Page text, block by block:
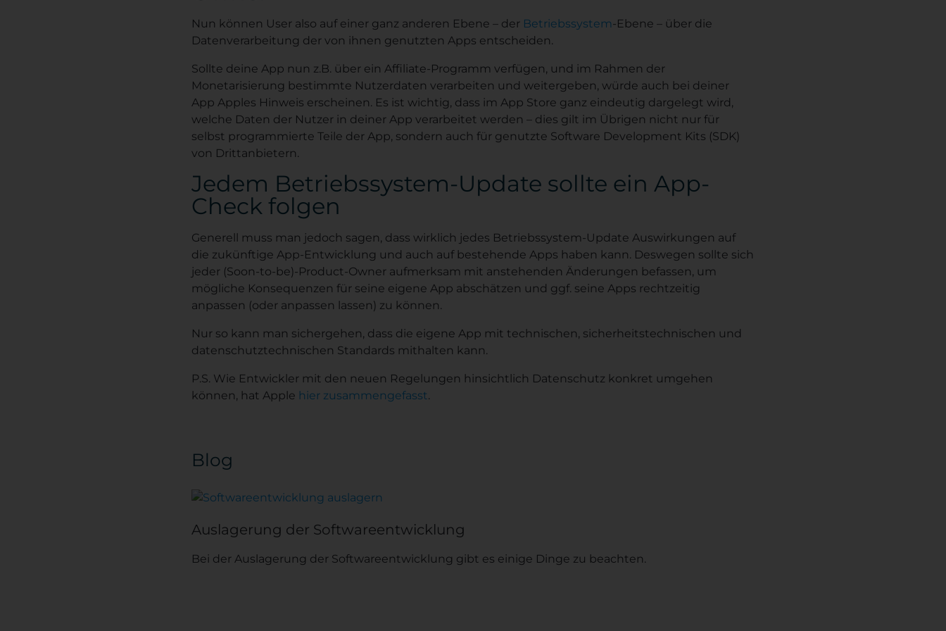
Nun können User also auf einer ganz anderen Ebene – der Betriebssystem-Ebene – über die
Datenverarbeitung der von ihnen genutzten Apps entscheiden.
Sollte deine App nun z.B. über ein Affiliate-Programm verfügen, und im Rahmen der
Monetarisierung bestimmte Nutzerdaten verarbeiten und weitergeben, würde auch bei deiner
App Apples Hinweis erscheinen. Es ist wichtig, dass im App Store ganz eindeutig dargelegt wird,
welche Daten der Nutzer in deiner App verarbeitet werden – dies gilt im Übrigen nicht nur für
selbst programmierte Teile der App, sondern auch für genutzte Software Development Kits (SDK)
von Drittanbietern.
Jedem Betriebssystem-Update sollte ein App-
Check folgen
Generell muss man jedoch sagen, dass wirklich jedes Betriebssystem-Update Auswirkungen auf
die zukünftige App-Entwicklung und auch auf bestehende Apps haben kann. Deswegen sollte sich
jeder (Soon-to-be)-Product-Owner aufmerksam mit anstehenden Änderungen befassen, um
mögliche Konsequenzen für seine eigene App abschätzen und ggf. seine Apps rechtzeitig
anpassen (oder anpassen lassen) zu können.
Nur so kann man sichergehen, dass die eigene App mit technischen, sicherheitstechnischen und
datenschutztechnischen Standards mithalten kann.
P.S. Wie Entwickler mit den neuen Regelungen hinsichtlich Datenschutz konkret umgehen
können, hat Apple hier zusammengefasst
Blog
Auslagerung der Softwareentwicklung
Bei der Auslagerung der Softwareentwicklung gibt es einige Dinge zu beachten.